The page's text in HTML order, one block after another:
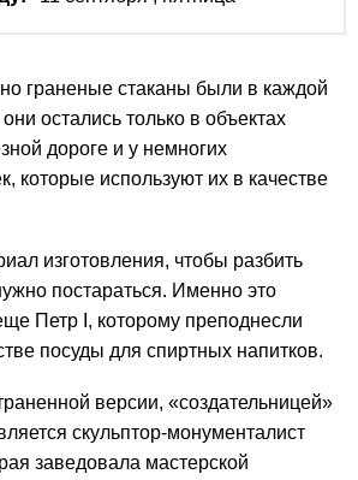
граненые стаканы были в каждой
остались только в объектах
дороге и у немногих
которые используют их в качестве
изготовления, чтобы разбить
постараться. Именно это
Петр I, которому преподнесли
посуды для спиртных напитков.
версии, «создательницей»
скульптор-монументалист
заведовала мастерской